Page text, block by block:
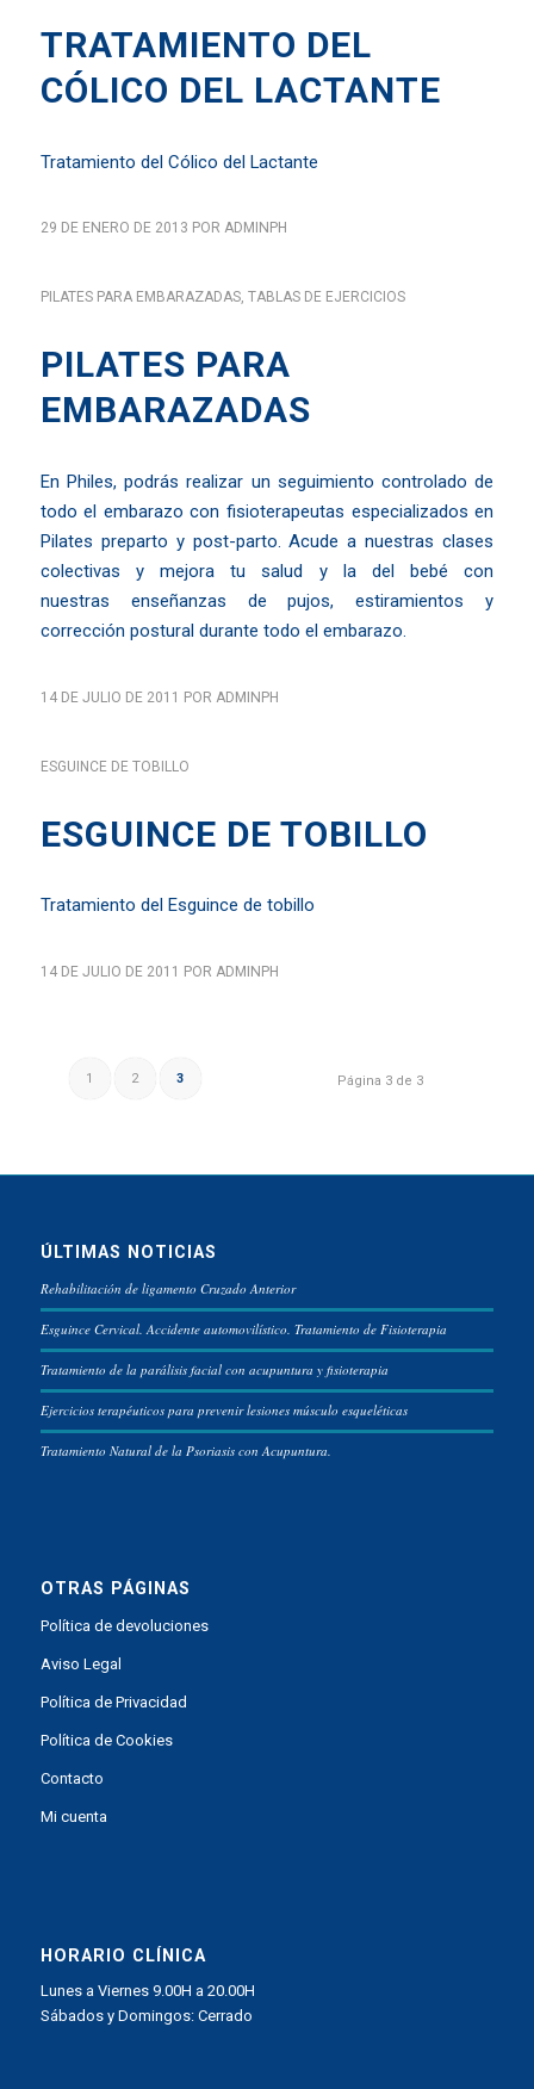
TRATAMIENTO DEL
CÓLICO DEL LACTANTE
Tratamiento del Cólico del Lactante
29 DE ENERO DE 2013 POR ADMINPH
PILATES PARA EMBARAZADAS, TABLAS DE EJERCICIOS
PILATES PARA
EMBARAZADAS
En Philes, podrás realizar un seguimiento controlado de
todo el embarazo con fisioterapeutas especializados en
Pilates preparto y post-parto. Acude a nuestras clases
colectivas y mejora tu salud y la del bebé con
nuestras enseñanzas de pujos, estiramientos y
corrección postural durante todo el embarazo.
14 DE JULIO DE 2011 POR ADMINPH
ESGUINCE DE TOBILLO
ESGUINCE DE TOBILLO
Tratamiento del Esguince de tobillo
14 DE JULIO DE 2011 POR ADMINPH
Página 3 de 3
1 2 3
ÚLTIMAS NOTICIAS
Rehabilitación de ligamento Cruzado Anterior
Esguince Cervical. Accidente automovilístico. Tratamiento de Fisioterapia
Tratamiento de la parálisis facial con acupuntura y fisioterapia
Ejercicios terapéuticos para prevenir lesiones músculo esqueléticas
Tratamiento Natural de la Psoriasis con Acupuntura.
OTRAS PÁGINAS
Política de devoluciones
Aviso Legal
Política de Privacidad
Política de Cookies
Contacto
Mi cuenta
HORARIO CLÍNICA
Lunes a Viernes 9.00H a 20.00H
Sábados y Domingos: Cerrado